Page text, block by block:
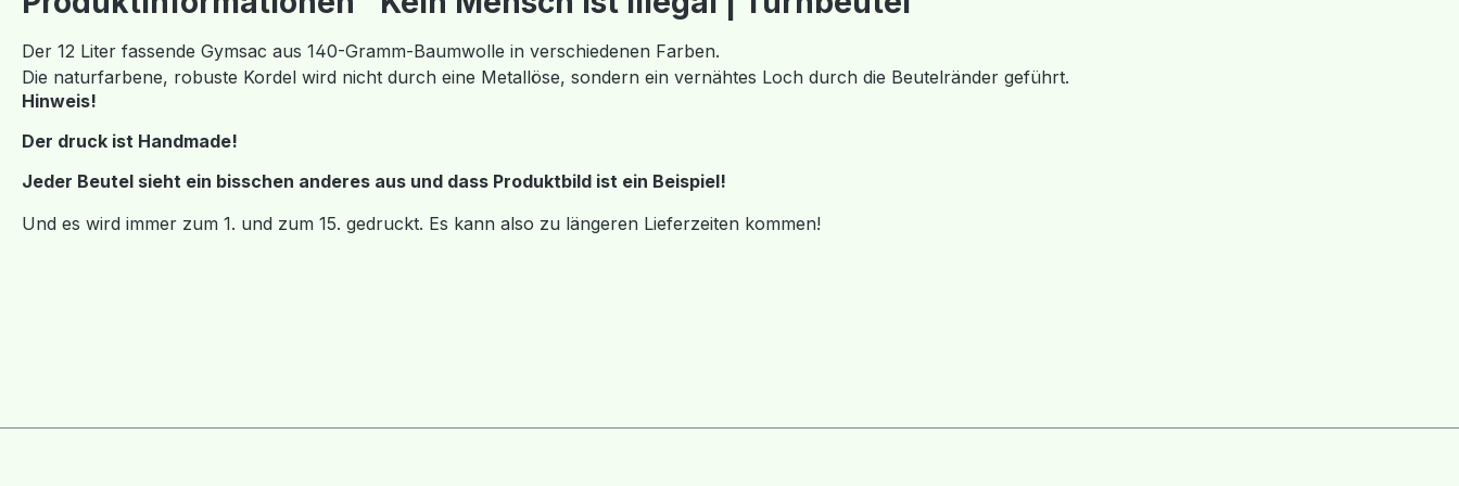
Der 12 Liter fassende Gymsac aus 140-Gramm-Baumwolle in verschiedenen Farben.
Die naturfarbene, robuste Kordel wird nicht durch eine Metallöse, sondern ein vernähtes Loch durch die Beutelränder geführt.
Hinweis!
Der druck ist Handmade!
Jeder Beutel sieht ein bisschen anderes aus und dass Produktbild ist ein Beispiel!
Und es wird immer zum 1. und zum 15. gedruckt. Es kann also zu längeren Lieferzeiten kommen!